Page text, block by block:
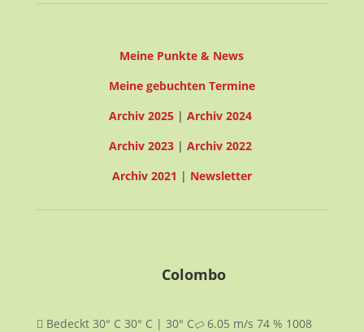
Meine Punkte & News
Meine gebuchten Termine
Archiv 2025| Archiv 2024
Archiv 2023| Archiv 2022
Archiv 2021 | Newsletter
Colombo
Bedeckt 30° C 30° C | 30° C 6.05 m/s 74 % 1008